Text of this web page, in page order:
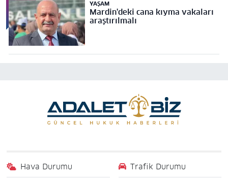
YAŞAM
Mardin'deki cana kıyma vakaları
araştırılmalı
Hava Durumu Trafik Durumu